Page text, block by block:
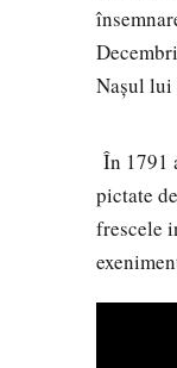
Nașul lui
În 1791
pictate
frescele